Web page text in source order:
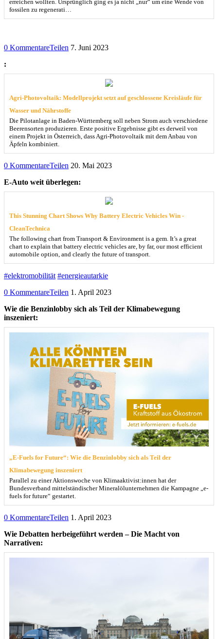
erreichen wollten. Ursprünglich ging es ja nicht „nur“ um eine Wende von
fossilen zu regenerati…
0 KommentareTeilen 7. Juni 2023
:
Agri-Photovoltaik: Modellprojekt setzt auf geschlossene Kreisläufe für
Wasser und Nährstoffe
Die Pilotanlage in Baden-Württemberg soll neben Strom auch verschiedene
Beerensorten produzieren. Erste positive Ergebnisse gibt es derweil von
einem Projekt in Österreich, dass Agri-Photovoltaik mit dem Anbau von
Äpfeln kombiniert.
0 KommentareTeilen 20. Mai 2023
E-Auto weit überlegen:
This Stunning Chart Shows Why Battery Electric Vehicles Win -
CleanTechnica
The following chart from Transport & Environment is a gem. It’s a great
chart to explain that battery electric vehicles are, by far, our most efficient
automobile option, and clearly the future of transport.
#elektromobilität #energieautarkie
0 KommentareTeilen 1. April 2023
Wie die Benzinlobby sich als Teil der Klimabewegung
inszeniert:
„E-Fuels for Future“: Wie die Benzinlobby sich als Teil der
Klimabewegung inszeniert
Parallel zu einer Aktionswoche von Klimaaktivist:innen hat der
Bundesverband mittelständischer Mineralölunternehmen die Kampagne „e-
fuels for future“ gestartet.
0 KommentareTeilen 1. April 2023
Wie Debatten herbeigeführt werden – Die Macht von
Narrativen: